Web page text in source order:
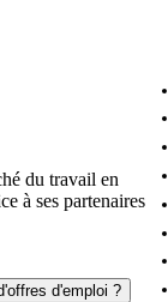
du travail en
à ses partenaires
d'emploi ?